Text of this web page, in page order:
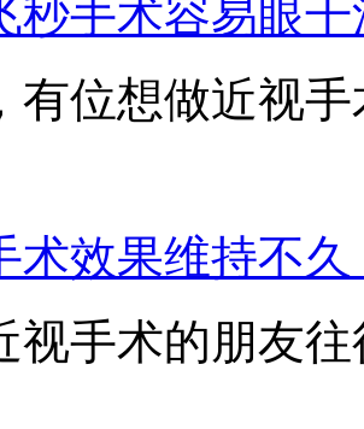
秒手术容易眼
有位想做近视
术效果维持不
视手术的朋友